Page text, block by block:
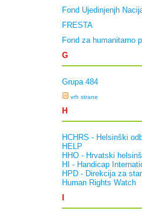
Fond Ujedinjenjh
FRESTA
Fond za humanitarno
G
Grupa 484
vrh strane
H
HCHRS - Helsinški
HELP
HHO - Hrvatski
HI - Handicap
HPD - Direkcija za
Human Rights Watch